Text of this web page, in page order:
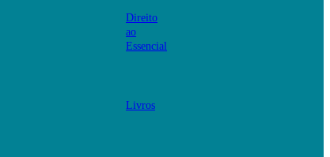
Direito
ao
Essencial
Livros